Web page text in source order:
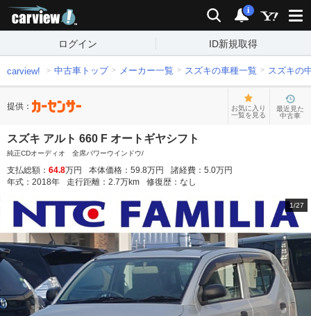
検索 通知
i
ログイン ID新規取得
carview! 中古車トップ メーカー一覧 スズキの車種一覧 スズキの
提供：
お気に入り
一覧を見る
最近見た
中古車
スズキ アルト 660 F オートギヤシフト
純正CDオーディオ 全席パワーウインドウ/
支払総額： 64.8万円 本体価格： 59.8万円 諸経費： 5.0万円
年式： 2018年 走行距離： 2.7万km 修復歴： なし
1/27